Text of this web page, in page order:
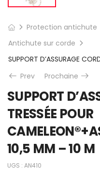
Protection antichute
Antichute sur corde
Prev
Prochaine
SUPPORT
TRESSÉE POUR
10,5 MM – 10 M
UGS : AN410